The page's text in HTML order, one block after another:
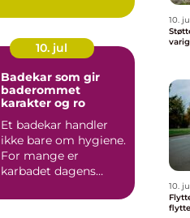
10. jul
Badekar som gir
baderommet
karakter og ro
Et badekar handler
ikke bare om hygiene.
For mange er
karbadet dagens
sted for r...
10.
10.